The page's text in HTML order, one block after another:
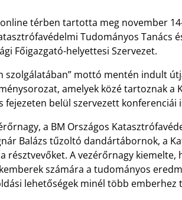
térben tartotta meg november
Tudományos Tanács
Főigazgató-helyettesi Szervezet.
szolgálatában” mottó mentén indult
amelyek közé tartoznak a
belül szervezett konferenciái
a BM Országos
Balázs tűzoltó dandártábornok, a
résztvevőket. A vezérőrnagy kiemelte,
számára a tudományos
lehetőségek minél több